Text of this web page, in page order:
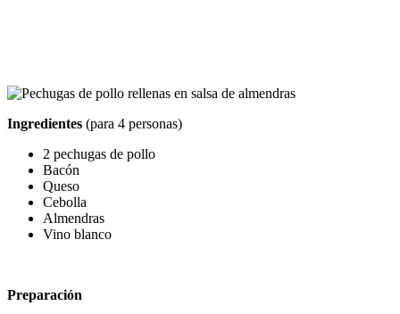
Ingredientes (para 4 personas)
2 pechugas de pollo
Bacón
Queso
Cebolla
Almendras
Vino blanco
Preparación